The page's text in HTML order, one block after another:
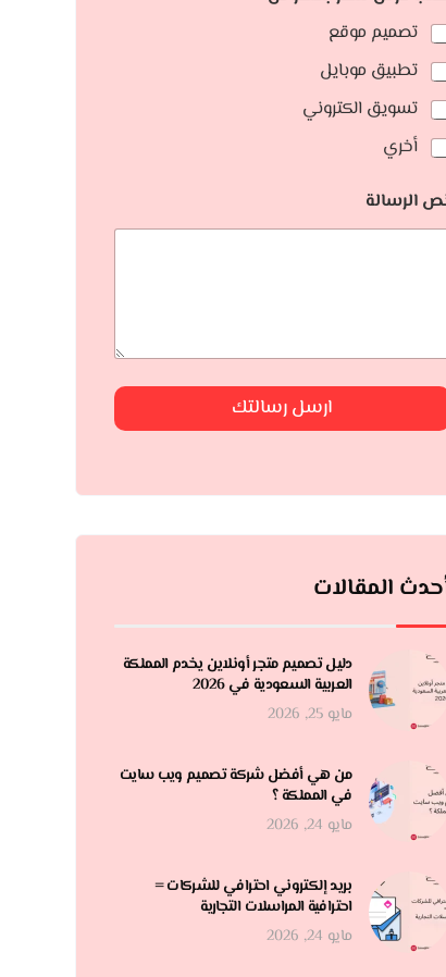
تصميم موقع
تطبيق موبايل
تسويق الكتروني
أخري
الرسالة
ارسل رسالتك
المقالات
دليل تصميم متجر أونلاين يخدم المملكة
العربية السعودية في 2026
مايو 25, 2026
من هي أفضل شركة تصميم ويب سايت
في المملكة ؟
مايو 24, 2026
بريد إلكتروني احترافي للشركات =
احترافية المراسلات التجارية
مايو 24, 2026